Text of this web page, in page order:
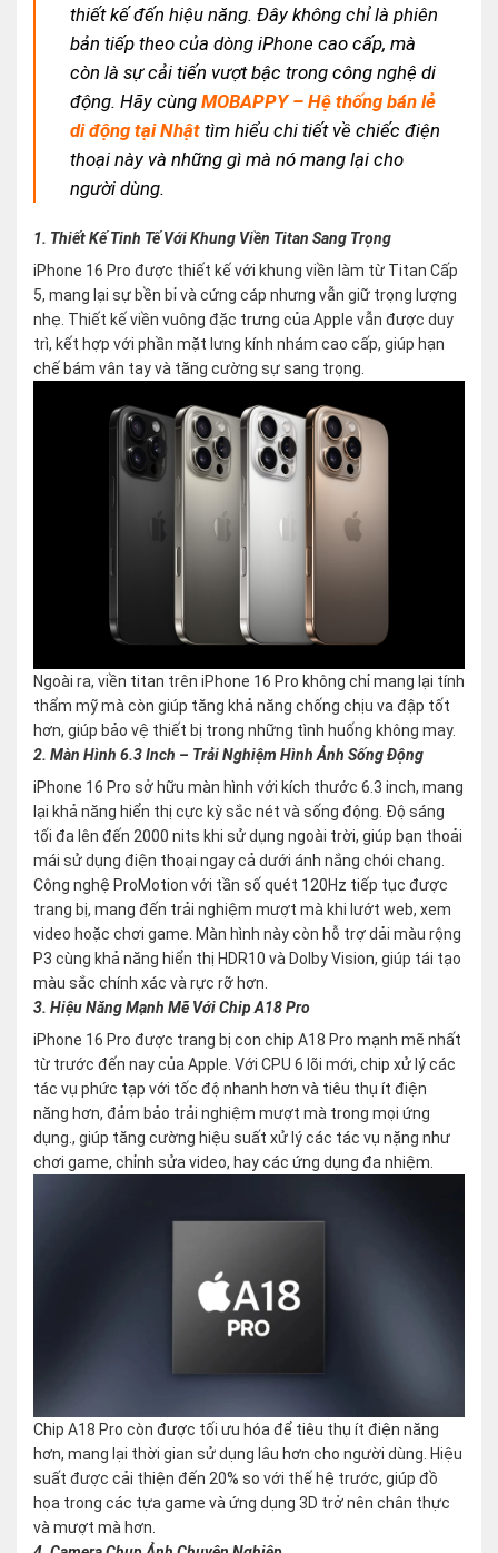
thiết kế đến hiệu năng. Đây không chỉ là phiên
bản tiếp theo của dòng iPhone cao cấp, mà
còn là sự cải tiến vượt bậc trong công nghệ di
động. Hãy cùngMOBAPPY – Hệ thống bán lẻ
di động tại Nhật tìm hiểu chi tiết về chiếc điện
thoại này và những gì mà nó mang lại cho
người dùng.
1. Thiết Kế Tinh Tế Với Khung Viền Titan Sang Trọng
iPhone 16 Pro được thiết kế với khung viền làm từ Titan Cấp
5, mang lại sự bền bỉ và cứng cáp nhưng vẫn giữ trọng lượng
nhẹ. Thiết kế viền vuông đặc trưng của Apple vẫn được duy
trì, kết hợp với phần mặt lưng kính nhám cao cấp, giúp hạn
chế bám vân tay và tăng cường sự sang trọng.
Ngoài ra, viền titan trên iPhone 16 Pro không chỉ mang lại tính
thẩm mỹ mà còn giúp tăng khả năng chống chịu va đập tốt
hơn, giúp bảo vệ thiết bị trong những tình huống không may.
2. Màn Hình 6.3 Inch – Trải Nghiệm Hình Ảnh Sống Động
iPhone 16 Pro sở hữu màn hình với kích thước 6.3 inch, mang
lại khả năng hiển thị cực kỳ sắc nét và sống động. Độ sáng
tối đa lên đến 2000 nits khi sử dụng ngoài trời, giúp bạn thoải
mái sử dụng điện thoại ngay cả dưới ánh nắng chói chang.
Công nghệ ProMotion với tần số quét 120Hz tiếp tục được
trang bị, mang đến trải nghiệm mượt mà khi lướt web, xem
video hoặc chơi game. Màn hình này còn hỗ trợ dải màu rộng
P3 cùng khả năng hiển thị HDR10 và Dolby Vision, giúp tái tạo
màu sắc chính xác và rực rỡ hơn.
3. Hiệu Năng Mạnh Mẽ Với Chip A18 Pro
iPhone 16 Pro được trang bị con chip A18 Pro mạnh mẽ nhất
từ trước đến nay của Apple. Với CPU 6 lõi mới, chip xử lý các
tác vụ phức tạp với tốc độ nhanh hơn và tiêu thụ ít điện
năng hơn, đảm bảo trải nghiệm mượt mà trong mọi ứng
dụng., giúp tăng cường hiệu suất xử lý các tác vụ nặng như
chơi game, chỉnh sửa video, hay các ứng dụng đa nhiệm.
Chip A18 Pro còn được tối ưu hóa để tiêu thụ ít điện năng
hơn, mang lại thời gian sử dụng lâu hơn cho người dùng. Hiệu
suất được cải thiện đến 20% so với thế hệ trước, giúp đồ
họa trong các tựa game và ứng dụng 3D trở nên chân thực
và mượt mà hơn.